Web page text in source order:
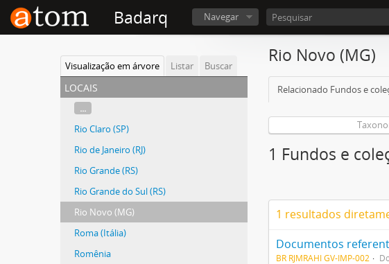
Badarq Navegar
Visualização em árvore Listar Buscar
locais
...
Rio Claro (SP)
Rio de Janeiro (RJ)
Rio Grande (RS)
Rio Grande do Sul (RS)
Rio Novo (MG)
Roma (Itália)
Romênia
Rio Novo (MG)
Relacionado Fundos e
1 Fundos e
1 resultados
Documentos
BR RJMRAHI GV-IMP-002